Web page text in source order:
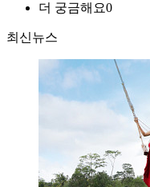
더 궁금해요0
최신뉴스